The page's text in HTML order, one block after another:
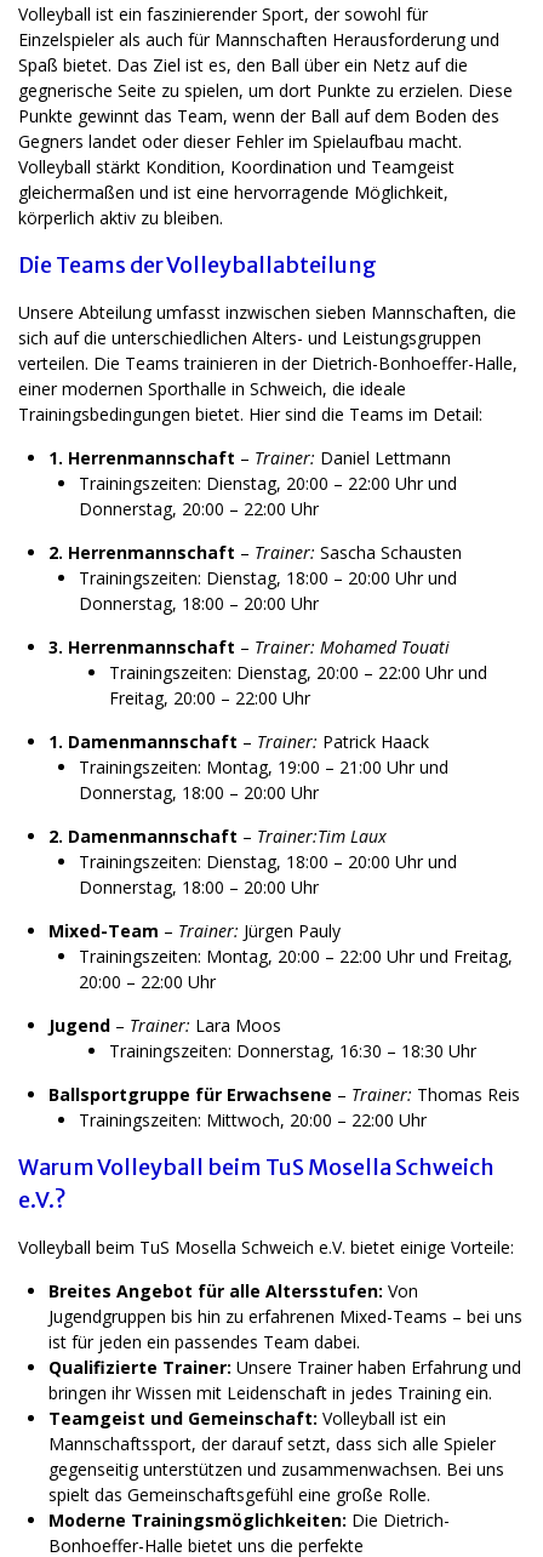
Volleyball ist ein faszinierender Sport, der sowohl für
Einzelspieler als auch für Mannschaften Herausforderung und
Spaß bietet. Das Ziel ist es, den Ball über ein Netz auf die
gegnerische Seite zu spielen, um dort Punkte zu erzielen. Diese
Punkte gewinnt das Team, wenn der Ball auf dem Boden des
Gegners landet oder dieser Fehler im Spielaufbau macht.
Volleyball stärkt Kondition, Koordination und Teamgeist
gleichermaßen und ist eine hervorragende Möglichkeit,
körperlich aktiv zu bleiben.
Die Teams der Volleyballabteilung
Unsere Abteilung umfasst inzwischen sieben Mannschaften, die
sich auf die unterschiedlichen Alters- und Leistungsgruppen
verteilen. Die Teams trainieren in der Dietrich-Bonhoeffer-Halle,
einer modernen Sporthalle in Schweich, die ideale
Trainingsbedingungen bietet. Hier sind die Teams im Detail:
1. Herrenmannschaft – Trainer: Daniel Lettmann
Trainingszeiten: Dienstag, 20:00 – 22:00 Uhr und
Donnerstag, 20:00 – 22:00 Uhr
2. Herrenmannschaft – Trainer: Sascha Schausten
Trainingszeiten: Dienstag, 18:00 – 20:00 Uhr und
Donnerstag, 18:00 – 20:00 Uhr
3. Herrenmannschaft – Trainer: Mohamed Touati
Trainingszeiten: Dienstag, 20:00 – 22:00 Uhr und
Freitag, 20:00 – 22:00 Uhr
1. Damenmannschaft – Trainer: Patrick Haack
Trainingszeiten: Montag, 19:00 – 21:00 Uhr und
Donnerstag, 18:00 – 20:00 Uhr
2. Damenmannschaft – Trainer:Tim Laux
Trainingszeiten: Dienstag, 18:00 – 20:00 Uhr und
Donnerstag, 18:00 – 20:00 Uhr
Mixed-Team – Trainer: Jürgen Pauly
Trainingszeiten: Montag, 20:00 – 22:00 Uhr und Freitag,
20:00 – 22:00 Uhr
Jugend – Trainer: Lara Moos
Trainingszeiten: Donnerstag, 16:30 – 18:30 Uhr
Ballsportgruppe für Erwachsene – Trainer: Thomas Reis
Trainingszeiten: Mittwoch, 20:00 – 22:00 Uhr
Warum Volleyball beim TuS Mosella Schweich
e.V.?
Volleyball beim TuS Mosella Schweich e.V. bietet einige Vorteile:
Breites Angebot für alle Altersstufen: Von
Jugendgruppen bis hin zu erfahrenen Mixed-Teams – bei uns
ist für jeden ein passendes Team dabei.
Qualifizierte Trainer: Unsere Trainer haben Erfahrung und
bringen ihr Wissen mit Leidenschaft in jedes Training ein.
Teamgeist und Gemeinschaft: Volleyball ist ein
Mannschaftssport, der darauf setzt, dass sich alle Spieler
gegenseitig unterstützen und zusammenwachsen. Bei uns
spielt das Gemeinschaftsgefühl eine große Rolle.
Moderne Trainingsmöglichkeiten: Die Dietrich-
Bonhoeffer-Halle bietet uns die perfekte